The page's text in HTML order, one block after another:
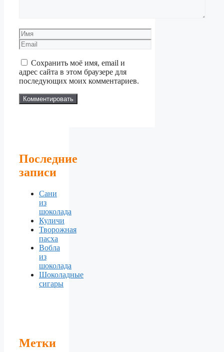
Имя
Email
Сохранить моё имя, email и
адрес сайта в этом браузере для
последующих моих комментариев.
Последние
записи
Сани
из
шоколада
Куличи
Творожная
пасха
Вобла
из
шоколада
Шоколадные
сигары
Метки